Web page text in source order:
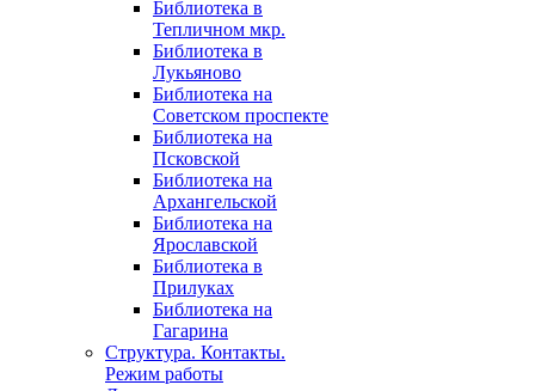
Библиотека в
Тепличном мкр.
Библиотека в
Лукьяново
Библиотека на
Советском проспекте
Библиотека на
Псковской
Библиотека на
Архангельской
Библиотека на
Ярославской
Библиотека в
Прилуках
Библиотека на
Гагарина
Структура. Контакты.
Режим работы